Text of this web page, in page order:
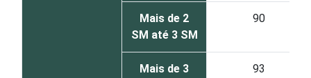
Mais de 2
SM até 3 SM
90
Mais de 3
93